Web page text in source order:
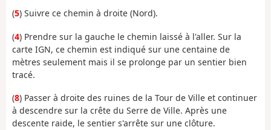
(5) Suivre ce chemin à droite (Nord).
(4) Prendre sur la gauche le chemin laissé à l'aller. Sur la
carte IGN, ce chemin est indiqué sur une centaine de
mètres seulement mais il se prolonge par un sentier bien
tracé.
(8) Passer à droite des ruines de la Tour de Ville et continuer
à descendre sur la crête du Serre de Ville. Après une
descente raide, le sentier s'arrête sur une clôture.